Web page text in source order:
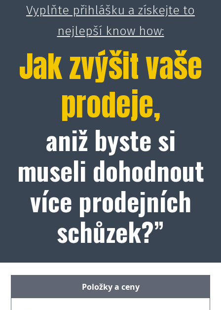
Vyplňte přihlášku a získejte to
nejlepší know how:
Jak zvýšit vaše
prodeje,
aniž byste si
museli dohodnout
více prodejních
schůzek?”
Položky a ceny